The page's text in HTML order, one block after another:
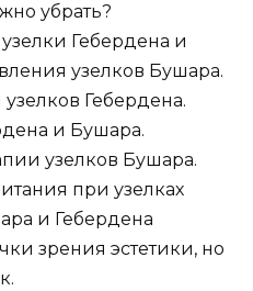
убрать?
Гебердена и
узелков Бушара.
Гебердена.
и Бушара.
узелков Бушара.
при узелках
и Гебердена
зрения эстетики, но